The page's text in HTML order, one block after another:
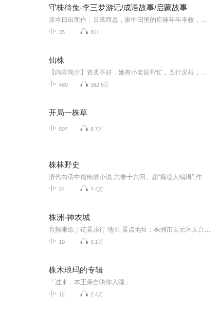
守株待兔-李三梦游记/成语故事/启蒙故事
35 811
仙株
480 382.5万
开局一株草
507 6.7万
株林野史
24 2.4万
株洲-神农城
10 3.1万
株木琅玛的专辑
12 2.4万